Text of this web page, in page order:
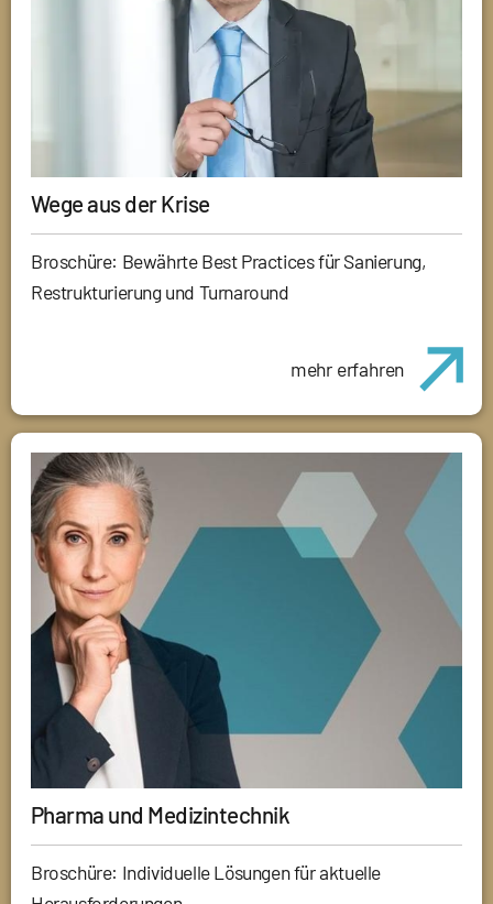
Wege aus der Krise
Broschüre: Bewährte Best Practices für Sanierung,
Restrukturierung und Turnaround
mehr erfahren
Pharma und Medizintechnik
Broschüre: Individuelle Lösungen für aktuelle